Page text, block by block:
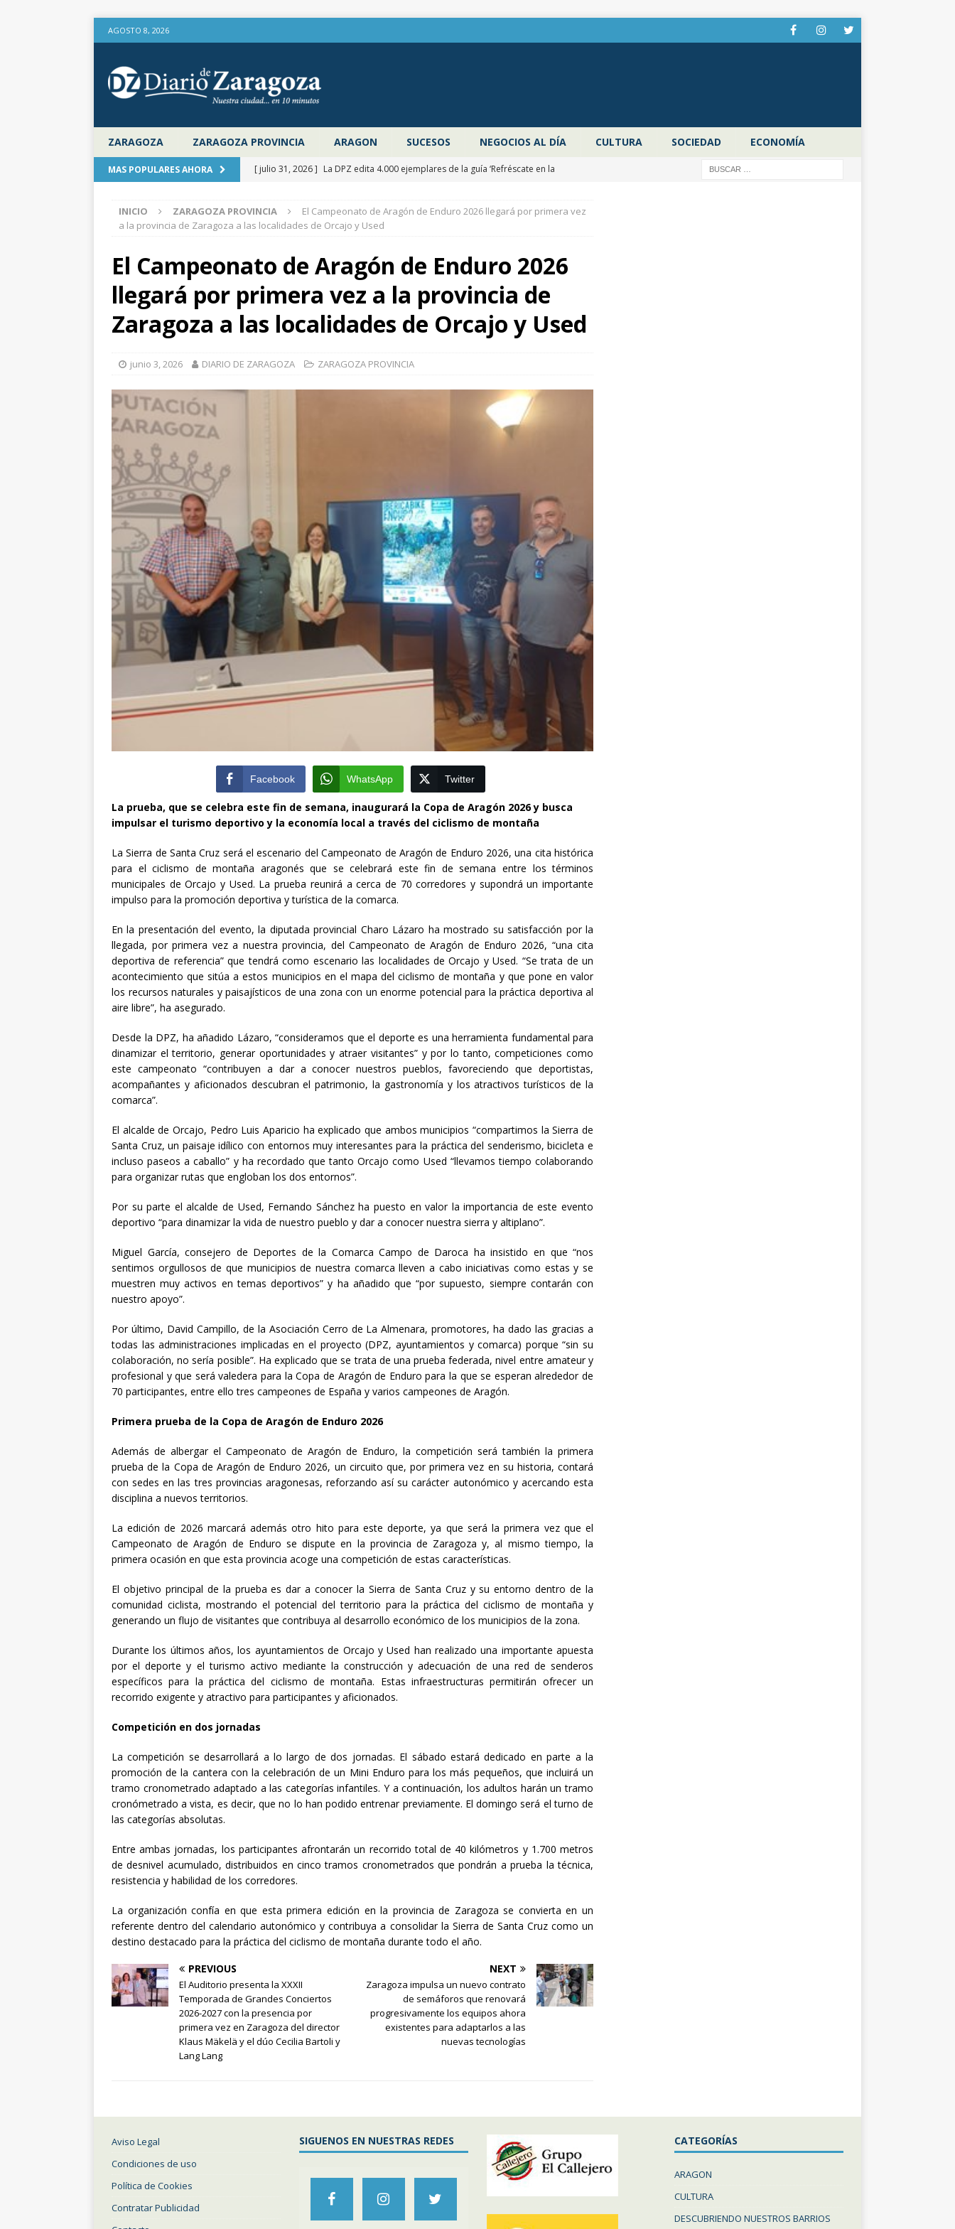
AGOSTO 8, 2026
ZARAGOZA ZARAGOZA PROVINCIA ARAGON SUCESOS NEGOCIOS AL DÍA CULTURA SOCIEDAD ECONOMÍA
MAS POPULARES AHORA [ julio 31, 2026 ] La DPZ edita 4.000 ejemplares de la guía ‘Refréscate en la
aire libre en el verano
ZARAGOZA PROVINCIA
la Diputación de Zaragoza con las entradas agotadas
CULTURA
[ julio 31, 2026 ]
Zaragoza congela un año más los impuestos municipales y
actualiza al IPC las tasas de residuos y abastecimiento de agua
ZARAGOZA
La Diputación de Zaragoza finaliza la restauración de la capilla
de Santiago de la catedral de Tarazona tras una inversión de 304.000 euros
La Policía Nacional detiene a tres jóvenes a los que
interceptaron poco después de robar en el interior de más de media docena de
INICIO ZARAGOZA PROVINCIA
El Campeonato de Aragón de Enduro 2026 llegará por primera vez
a la provincia de Zaragoza a las localidades de Orcajo y Used
El Campeonato de Aragón de Enduro 2026
llegará por primera vez a la provincia de
Zaragoza a las localidades de Orcajo y Used
junio 3, 2026 DIARIO DE ZARAGOZA ZARAGOZA PROVINCIA
Facebook WhatsApp Twitter
La prueba, que se celebra este fin de semana, inaugurará la Copa de Aragón 2026 y busca
impulsar el turismo deportivo y la economía local a través del ciclismo de montaña
La Sierra de Santa Cruz será el escenario del Campeonato de Aragón de Enduro 2026, una cita histórica
para el ciclismo de montaña aragonés que se celebrará este fin de semana entre los términos
municipales de Orcajo y Used. La prueba reunirá a cerca de 70 corredores y supondrá un importante
impulso para la promoción deportiva y turística de la comarca.
En la presentación del evento, la diputada provincial Charo Lázaro ha mostrado su satisfacción por la
llegada, por primera vez a nuestra provincia, del Campeonato de Aragón de Enduro 2026, “una cita
deportiva de referencia” que tendrá como escenario las localidades de Orcajo y Used. “Se trata de un
acontecimiento que sitúa a estos municipios en el mapa del ciclismo de montaña y que pone en valor
los recursos naturales y paisajísticos de una zona con un enorme potencial para la práctica deportiva al
aire libre”, ha asegurado.
Desde la DPZ, ha añadido Lázaro, “consideramos que el deporte es una herramienta fundamental para
dinamizar el territorio, generar oportunidades y atraer visitantes” y por lo tanto, competiciones como
este campeonato “contribuyen a dar a conocer nuestros pueblos, favoreciendo que deportistas,
acompañantes y aficionados descubran el patrimonio, la gastronomía y los atractivos turísticos de la
comarca”.
El alcalde de Orcajo, Pedro Luis Aparicio ha explicado que ambos municipios “compartimos la Sierra de
Santa Cruz, un paisaje idílico con entornos muy interesantes para la práctica del senderismo, bicicleta e
incluso paseos a caballo” y ha recordado que tanto Orcajo como Used “llevamos tiempo colaborando
para organizar rutas que engloban los dos entornos”.
Por su parte el alcalde de Used, Fernando Sánchez ha puesto en valor la importancia de este evento
deportivo “para dinamizar la vida de nuestro pueblo y dar a conocer nuestra sierra y altiplano”.
Miguel García, consejero de Deportes de la Comarca Campo de Daroca ha insistido en que “nos
sentimos orgullosos de que municipios de nuestra comarca lleven a cabo iniciativas como estas y se
muestren muy activos en temas deportivos” y ha añadido que “por supuesto, siempre contarán con
nuestro apoyo”.
Por último, David Campillo, de la Asociación Cerro de La Almenara, promotores, ha dado las gracias a
todas las administraciones implicadas en el proyecto (DPZ, ayuntamientos y comarca) porque “sin su
colaboración, no sería posible”. Ha explicado que se trata de una prueba federada, nivel entre amateur y
profesional y que será valedera para la Copa de Aragón de Enduro para la que se esperan alrededor de
70 participantes, entre ello tres campeones de España y varios campeones de Aragón.
Primera prueba de la Copa de Aragón de Enduro 2026
Además de albergar el Campeonato de Aragón de Enduro, la competición será también la primera
prueba de la Copa de Aragón de Enduro 2026, un circuito que, por primera vez en su historia, contará
con sedes en las tres provincias aragonesas, reforzando así su carácter autonómico y acercando esta
disciplina a nuevos territorios.
La edición de 2026 marcará además otro hito para este deporte, ya que será la primera vez que el
Campeonato de Aragón de Enduro se dispute en la provincia de Zaragoza y, al mismo tiempo, la
primera ocasión en que esta provincia acoge una competición de estas características.
El objetivo principal de la prueba es dar a conocer la Sierra de Santa Cruz y su entorno dentro de la
comunidad ciclista, mostrando el potencial del territorio para la práctica del ciclismo de montaña y
generando un flujo de visitantes que contribuya al desarrollo económico de los municipios de la zona.
Durante los últimos años, los ayuntamientos de Orcajo y Used han realizado una importante apuesta
por el deporte y el turismo activo mediante la construcción y adecuación de una red de senderos
específicos para la práctica del ciclismo de montaña. Estas infraestructuras permitirán ofrecer un
recorrido exigente y atractivo para participantes y aficionados.
Competición en dos jornadas
La competición se desarrollará a lo largo de dos jornadas. El sábado estará dedicado en parte a la
promoción de la cantera con la celebración de un Mini Enduro para los más pequeños, que incluirá un
tramo cronometrado adaptado a las categorías infantiles. Y a continuación, los adultos harán un tramo
cronómetrado a vista, es decir, que no lo han podido entrenar previamente. El domingo será el turno de
las categorías absolutas.
Entre ambas jornadas, los participantes afrontarán un recorrido total de 40 kilómetros y 1.700 metros
de desnivel acumulado, distribuidos en cinco tramos cronometrados que pondrán a prueba la técnica,
resistencia y habilidad de los corredores.
La organización confía en que esta primera edición en la provincia de Zaragoza se convierta en un
referente dentro del calendario autonómico y contribuya a consolidar la Sierra de Santa Cruz como un
destino destacado para la práctica del ciclismo de montaña durante todo el año.
PREVIOUS
El Auditorio presenta la XXXII
Temporada de Grandes Conciertos
2026-2027 con la presencia por
primera vez en Zaragoza del director
Klaus Mäkelä y el dúo Cecilia Bartoli y
Lang Lang
NEXT
Zaragoza impulsa un nuevo contrato
de semáforos que renovará
progresivamente los equipos ahora
existentes para adaptarlos a las
nuevas tecnologías
Aviso Legal
Condiciones de uso
Política de Cookies
Contratar Publicidad
SIGUENOS EN NUESTRAS REDES CATEGORÍAS
ARAGON
CULTURA
DESCUBRIENDO NUESTROS BARRIOS